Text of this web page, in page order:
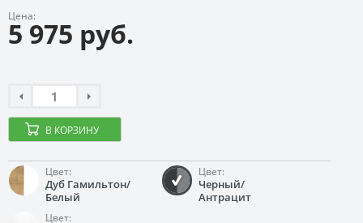
Цена:
5 975 руб.
В КОРЗИНУ
Цвет:
Дуб Гамильтон/
Белый
Цвет:
Черный/
Антрацит
Цвет: